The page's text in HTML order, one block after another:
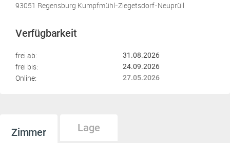
93051 Regensburg Kumpfmühl-Ziegetsdorf-Neuprüll
Verfügbarkeit
frei ab: 31.08.2026
frei bis: 24.09.2026
Online: 27.05.2026
Zimmer Lage